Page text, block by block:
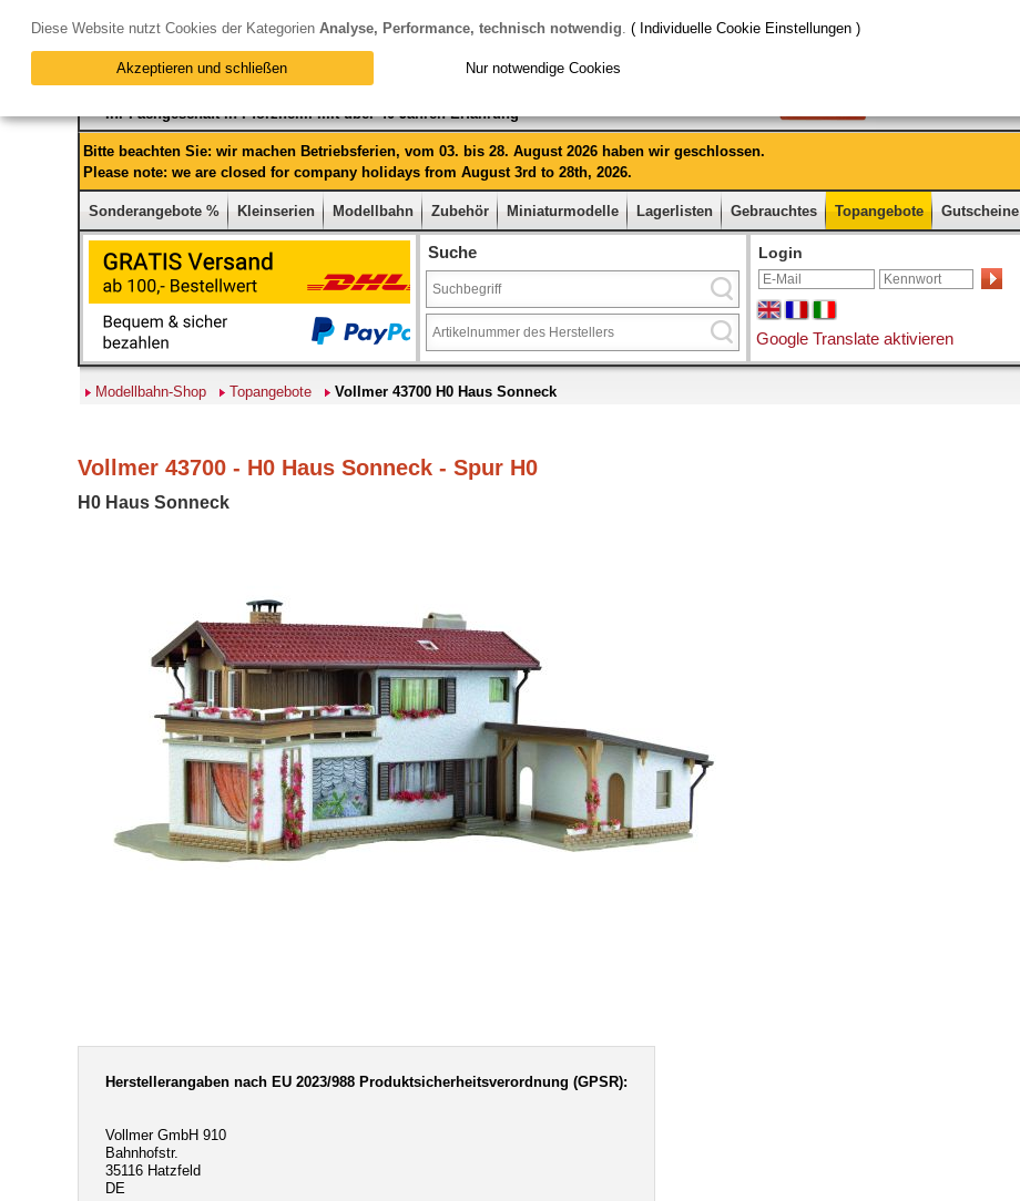
Ihr Fachgeschäft in Pforzheim mit über 40 Jahren Erfahrung
Bitte beachten Sie: wir machen Betriebsferien, vom 03. bis 28. August 2026 haben wir geschlossen.
Please note: we are closed for company holidays from August 3rd to 28th, 2026.
Sonderangebote % Kleinserien Modellbahn Zubehör Miniaturmodelle Lagerlisten Gebrauchtes Topangebote Gutscheine
Suche Login
Google Translate aktivieren
Modellbahn-Shop Topangebote Vollmer 43700 H0 Haus Sonneck
Vollmer 43700 - H0 Haus Sonneck - Spur H0
H0 Haus Sonneck
Herstellerangaben nach EU 2023/988 Produktsicherheitsverordnung (GPSR):
Vollmer GmbH 910
Bahnhofstr.
35116 Hatzfeld
DE
Diese Website nutzt Cookies der Kategorien Analyse, Performance, technisch notwendig. ( Individuelle Cookie Einstellungen )
Akzeptieren und schließen Nur notwendige Cookies